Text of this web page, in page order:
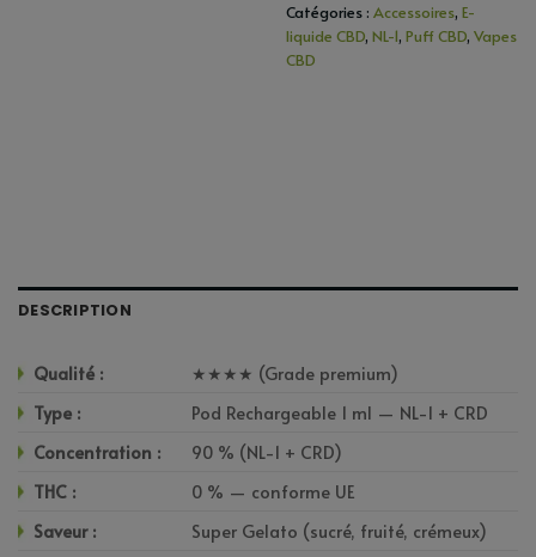
Catégories : Accessoires, E-
liquide CBD, NL-1, Puff CBD, Vapes
CBD
DESCRIPTION
Qualité :
★★★★ (Grade premium)
Type :
Pod Rechargeable 1 ml — NL-1 + CRD
Concentration :
90 % (NL-1 + CRD)
THC :
0 % — conforme UE
Saveur :
Super Gelato (sucré, fruité, crémeux)